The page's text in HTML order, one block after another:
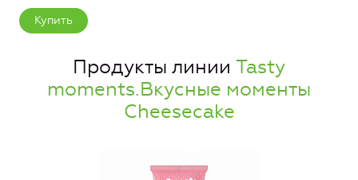
Купить
Продукты линии Tasty
moments.Вкусные моменты
Cheesecake